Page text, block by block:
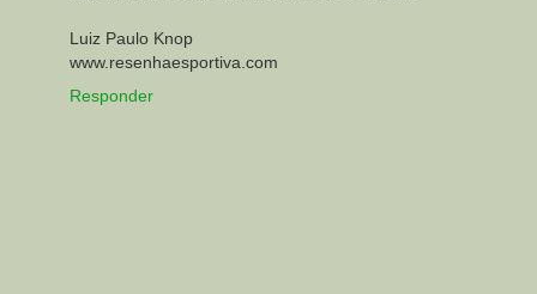
Luiz Paulo Knop
www.resenhaesportiva.com
Responder